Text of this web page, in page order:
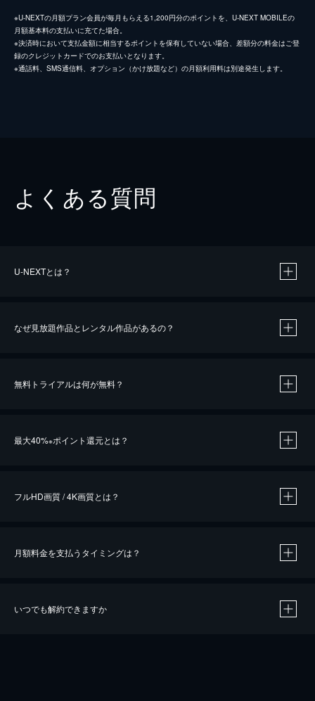
※U-NEXTの月額プラン会員が毎月もらえる1,200円分のポイントを、U-NEXT MOBILEの
月額基本料の支払いに充てた場合。
※決済時において支払金額に相当するポイントを保有していない場合、差額分の料金はご登
録のクレジットカードでのお支払いとなります。
※通話料、SMS通信料、オプション（かけ放題など）の月額利用料は別途発生します。
よくある質問
U-NEXTとは？
なぜ見放題作品とレンタル作品があるの？
無料トライアルは何が無料？
最大40%※ポイント還元とは？
※40％ポイント還元の対象は、クレジットカード決済による作品の購入 / レンタルです。
iOSアプリのUコイン決済による作品の購入 / レンタルは、20％のポイント還元です。
フルHD画質 / 4K画質とは？
月額料金を支払うタイミングは？
いつでも解約できますか